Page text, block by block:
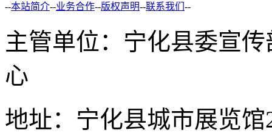
--本站简介--业务合作--版权声明--联系我们 --
主管单位：宁化县委宣
心
地址：宁化县城市展览馆